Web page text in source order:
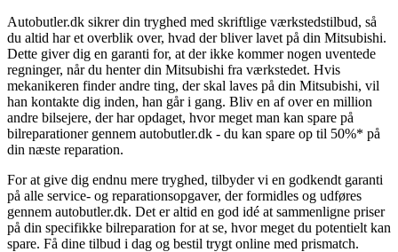
Autobutler.dk sikrer din tryghed med skriftlige værkstedstilbud, så
du altid har et overblik over, hvad der bliver lavet på din Mitsubishi.
Dette giver dig en garanti for, at der ikke kommer nogen uventede
regninger, når du henter din Mitsubishi fra værkstedet. Hvis
mekanikeren finder andre ting, der skal laves på din Mitsubishi, vil
han kontakte dig inden, han går i gang. Bliv en af over en million
andre bilsejere, der har opdaget, hvor meget man kan spare på
bilreparationer gennem autobutler.dk - du kan spare op til 50%* på
din næste reparation.
For at give dig endnu mere tryghed, tilbyder vi en godkendt garanti
på alle service- og reparationsopgaver, der formidles og udføres
gennem autobutler.dk. Det er altid en god idé at sammenligne priser
på din specifikke bilreparation for at se, hvor meget du potentielt kan
spare. Få dine tilbud i dag og bestil trygt online med prismatch.